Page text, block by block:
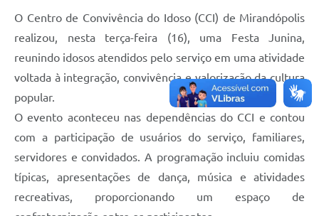
O Centro de Convivência do Idoso (CCI) de Mirandópolis
realizou, nesta terça-feira (16), uma Festa Junina,
reunindo idosos atendidos pelo serviço em uma atividade
voltada à integração, convivência e valorização da cultura
popular.
O evento aconteceu nas dependências do CCI e contou
com a participação de usuários do serviço, familiares,
servidores e convidados. A programação incluiu comidas
típicas, apresentações de dança, música e atividades
recreativas, proporcionando um espaço de